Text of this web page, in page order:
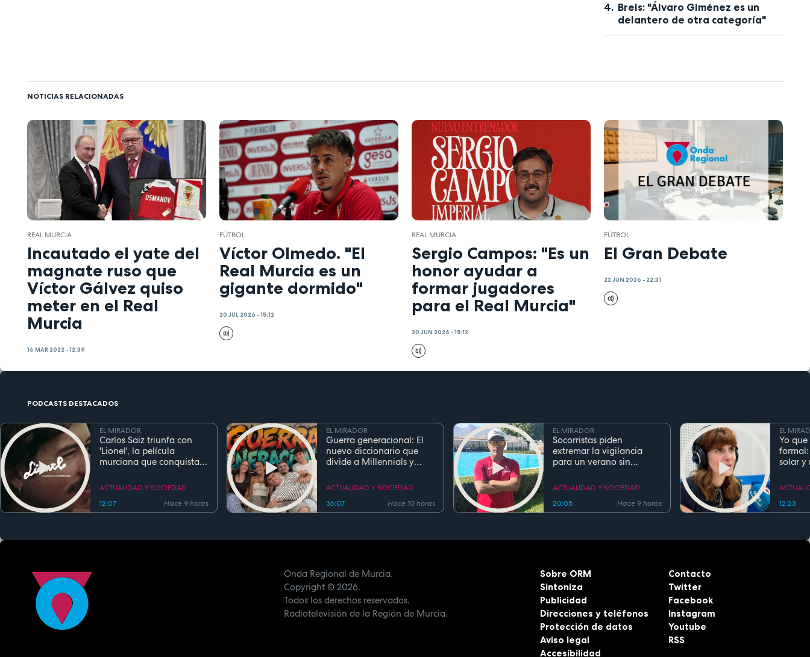
Breis: "Álvaro Giménez es un
delantero de otra categoría"
NOTICIAS RELACIONADAS
REAL MURCIA
Incautado el yate del
magnate ruso que
Víctor Gálvez quiso
meter en el Real
Murcia
16 MAR 2022 - 12:39
FÚTBOL
Víctor Olmedo. "El
Real Murcia es un
gigante dormido"
20 JUL 2026 - 15:12
REAL MURCIA
Sergio Campos: "Es un
honor ayudar a
formar jugadores
para el Real Murcia"
30 JUN 2026 - 15:12
FÚTBOL
El Gran Debate
22 JUN 2026 - 22:31
PODCASTS DESTACADOS
EL MIRADOR
Carlos Saiz triunfa con
'Lionel', la película
murciana que conquista
estreno
ACTUALIDAD Y SOCIEDAD
12:07
Hace 9 horas
EL MIRADOR
Guerra generacional: El
nuevo diccionario que
divide a Millennials y
ACTUALIDAD Y SOCIEDAD
36:07
Hace 10 horas
EL MIRADOR
Socorristas piden
extremar la vigilancia
para un verano sin
regla de los 5 segundos
ACTUALIDAD Y SOCIEDAD
20:05
Hace 9 horas
EL
Yo
solar y
12:23
Onda Regional de Murcia.
Copyright© 2026.
Todos los derechos reservados.
Radiotelevisión de la Región de Murcia.
Sobre ORM
Sintoniza
Publicidad
Direcciones y teléfonos
Protección de datos
Aviso legal
Accesibilidad
Contacto
Twitter
Facebook
Instagram
Youtube
RSS